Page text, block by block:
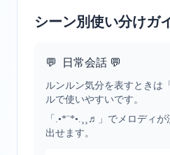
シーン別使い分けガ
💬 日常会話 💬
ルンルン気分を表すときは
ルで使いやすいです。
「.•*¨*•.¸¸♬」でメロディ
出せます。